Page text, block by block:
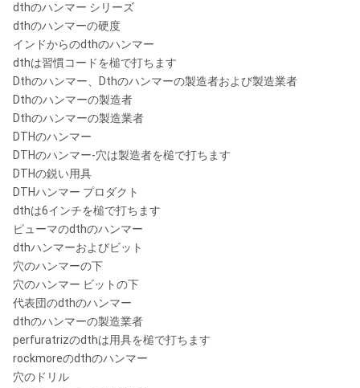
dthのハンマー シリーズ
dthのハンマーの硬度
インドからのdthのハンマー
dthは習慣コードを槌で打ちます
Dthのハンマー、Dthのハンマーの製造者および製造業者
Dthのハンマーの製造者
Dthのハンマーの製造業者
DTHのハンマー
DTHのハンマー-穴は製造者を槌で打ちます
DTHの鋭い用具
DTHハンマー プロダクト
dthは6インチを槌で打ちます
ピューマのdthのハンマー
dthハンマーおよびビット
穴のハンマーの下
穴のハンマー ビットの下
代表団のdthのハンマー
dthのハンマーの製造業者
perfuratrizのdthは用具を槌で打ちます
rockmoreのdthのハンマー
穴のドリル